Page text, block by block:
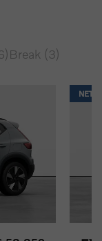
Break (3)
NET